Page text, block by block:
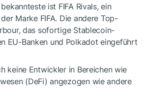
ist FIFA Rivals, ein
Marke FIFA. Die andere Top-
das sofortige Stablecoin-
EU-Banken und Polkadot eingeführt
keine Entwickler in Bereichen wie
(DeFi) angezogen wie andere